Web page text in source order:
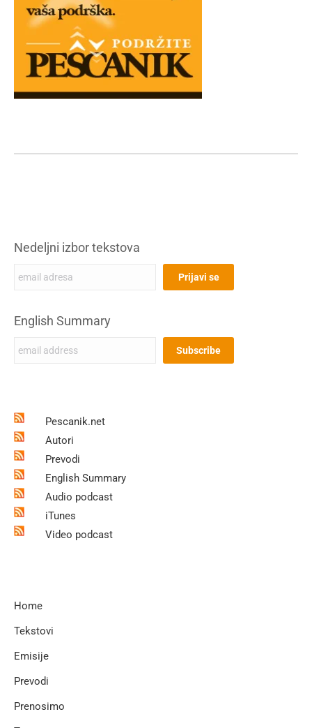
Nedeljni izbor tekstova
English Summary
Pescanik.net
Autori
Prevodi
English Summary
Audio podcast
iTunes
Video podcast
Home
Tekstovi
Emisije
Prevodi
Prenosimo